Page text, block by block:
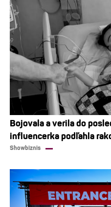
Bojovala a verila do
influencerka podľahla
Showbiznis